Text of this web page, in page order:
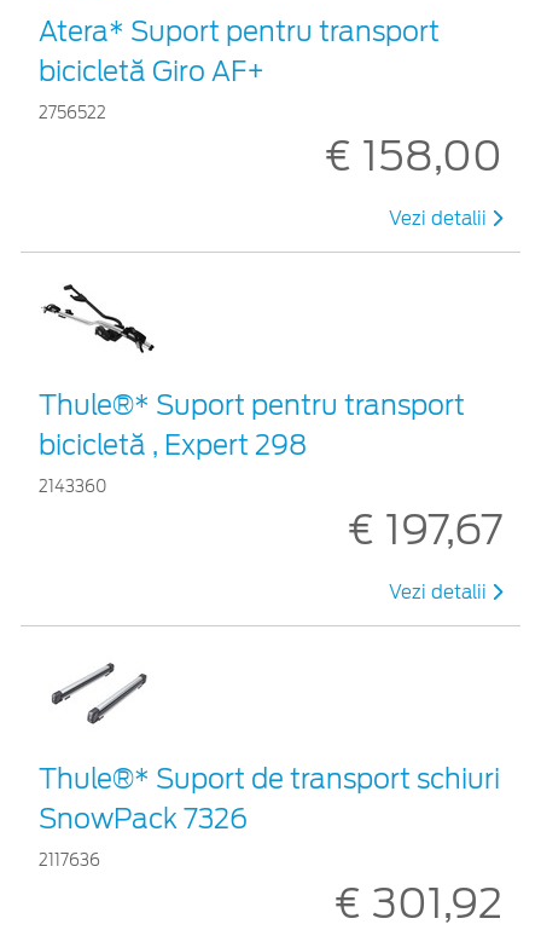
Atera* Suport pentru transport
bicicletă Giro AF+
2756522
€ 158,00
Vezi detalii
Thule®* Suport pentru transport
bicicletă , Expert 298
2143360
€ 197,67
Vezi detalii
Thule®* Suport de transport schiuri
SnowPack 7326
2117636
€ 301,92